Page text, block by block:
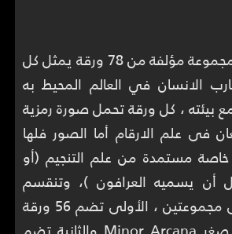
التاروت عبارة عن مجموعة مؤلفة من 78 ورقة يمثل كل
الانسان في العالم المحيط به
بيئته ، كل ورقة تحمل صورة رمزية
فى علم الارقام أما الصور فلها
مستمدة من علم التنجيم (أو
أن يسميه العرافون )، وتنقسم
أوراق التاروت إلى مجموعتين ، الأولى تضم 56 ورقة